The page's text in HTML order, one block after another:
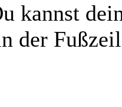
kannst
der